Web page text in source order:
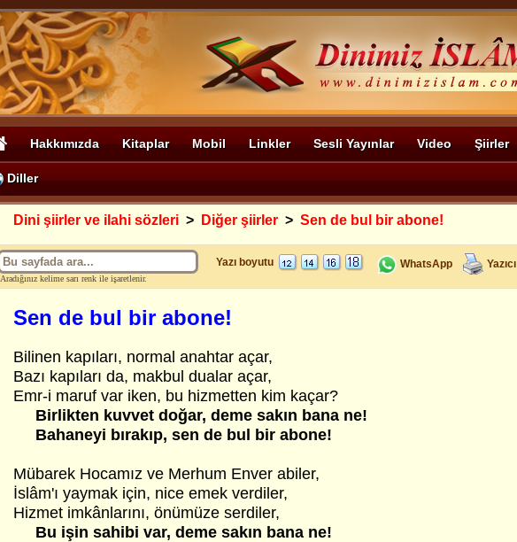
Hakkımızda Kitaplar Mobil Linkler Sesli Yayınlar Video Şiirler
Diller
Dini şiirler ve ilahi sözleri > Diğer şiirler > Sen de bul bir abone!
Aradığınız kelime sarı renk ile işaretlenir.
Yazı boyutu WhatsApp Yazıcı
Sen de bul bir abone!
Bilinen kapıları, normal anahtar açar,
Bazı kapıları da, makbul dualar açar,
Emr-i maruf var iken, bu hizmetten kim kaçar?
Birlikten kuvvet doğar, deme sakın bana ne!
Bahaneyi bırakıp, sen de bul bir abone!
Mübarek Hocamız ve Merhum Enver abiler,
İslâm'ı yaymak için, nice emek verdiler,
Hizmet imkânlarını, önümüze serdiler,
Bu işin sahibi var, deme sakın bana ne!